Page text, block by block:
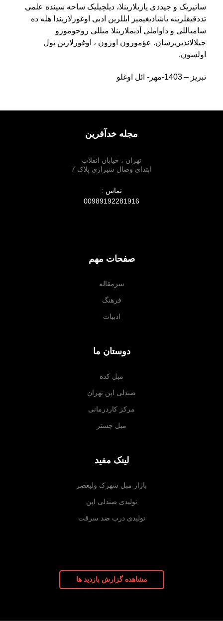
ساتیریک و جیددی یازیلارینلا، دیلچیلیک ساحه سینده علمی
تددقیقلرینه یاشادیغیمیز ایللرین ادبی اوغورلاریندا هله ده
سامباللی و داواملی آدیملارینلا میللی روحوموزو
جیلالاندیریرسان. عؤمورون اوزون ، اوغورلارین بول
اولسون.
تبریز – 1403-مهر- ائل اوغلو
مجله خدآفرین
تهران ، خیابان انقلاب
ابتدای وصال شیرازی پلاک 7
تماس :
00989192281916
صفحات مهم
سرمقاله
فرهنگ
ادبیات
دوستان ما
مبل کده
صندلی اپن تهران
مرکز کاردرمانی
مبل چستر
لینک مفید
بازار مبل شهرک ولیعصر
تولیدی صندلی اپن
تولیدی درب ضد سرقت
مشاهده گزارش بازدید ها